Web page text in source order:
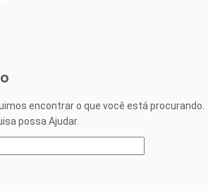
encontrar o que você está procurando.
possa Ajudar.